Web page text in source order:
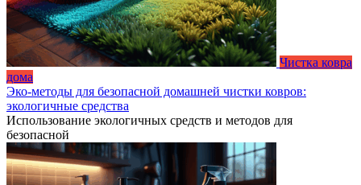
Чистка ковра
дома
Эко-методы для безопасной домашней чистки ковров:
экологичные средства
Использование экологичных средств и методов для
безопасной